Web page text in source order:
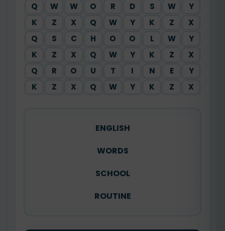
Q
W W O R D S W
Y
K
Z X Q W Y K Z
X
Q
S C H O O L W
Y
K
Z X Q W Y K Z
X
Q
R O U T I N E
Y
K
Z X Q W Y K Z X
ENGLISH
WORDS
SCHOOL
ROUTINE